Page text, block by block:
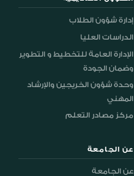
إدارة شؤون الطلاب
الدراسات العليا
الإدارة العامة للتخطيط و التطوير
وضمان الجودة
وحدة شؤون الخريجين والإرشاد
المهني
مركز مصادر التعلم
عن الجامعة
عن الجامعة